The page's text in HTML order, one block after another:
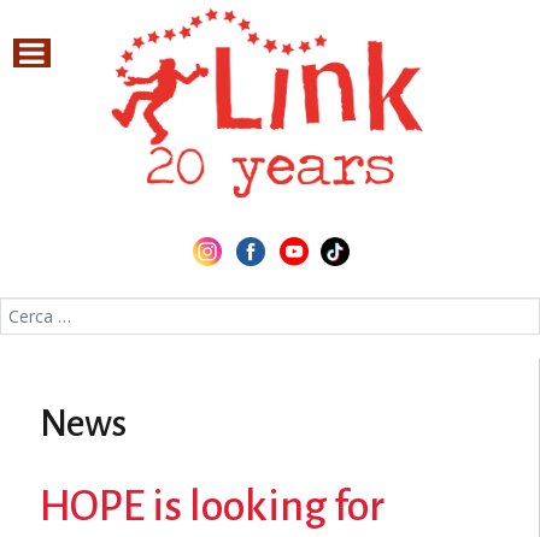
Cerca nel sito
News
HOPE is looking for